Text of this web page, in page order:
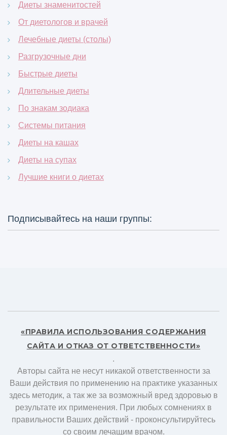
Диеты знаменитостей
От диетологов и врачей
Лечебные диеты (столы)
Разгрузочные дни
Быстрые диеты
Длительные диеты
По знакам зодиака
Системы питания
Диеты на кашах
Диеты на супах
Лучшие книги о диетах
Подписывайтесь на наши группы:
«ПРАВИЛА ИСПОЛЬЗОВАНИЯ СОДЕРЖАНИЯ
САЙТА И ОТКАЗ ОТ ОТВЕТСТВЕННОСТИ»
.
Авторы сайта не несут никакой ответственности за
Ваши действия по применению на практике указанных
здесь методик, а так же за возможный вред здоровью в
результате их применения. При любых сомнениях в
правильности Ваших действий - проконсультируйтесь
со своим лечащим врачом.